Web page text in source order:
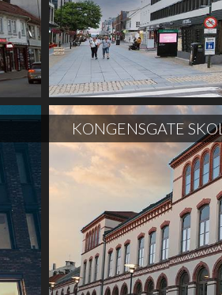
KONGENSGATE